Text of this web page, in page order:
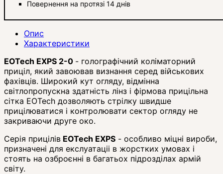
Повернення на протязі 14 днів
Опис
Характеристики
EOTech EXPS 2-0 - голографічний коліматорний
приціл, який завоював визнання серед військових
фахівців. Широкий кут огляду, відмінна
світлопропускна здатність лінз і фірмова прицільна
сітка EOTech дозволяють стрілку швидше
прицілюватися і контролювати сектор огляду не
закриваючи друге око.
Серія прицілів EOTech EXPS - особливо міцні вироби,
призначені для екслуатаціі в жорстких умовах і
стоять на озброєнні в багатьох підрозділах армій
світу.